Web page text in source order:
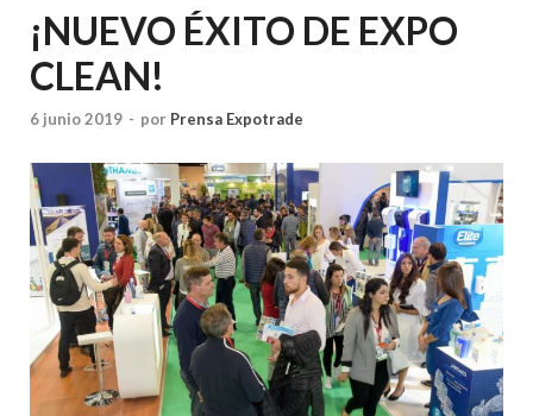
¡NUEVO ÉXITO DE EXPO
CLEAN!
6 junio 2019 - por Prensa Expotrade